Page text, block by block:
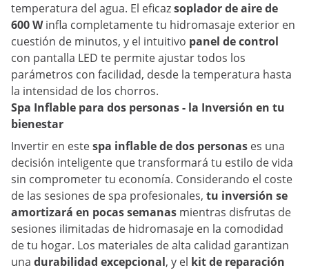
temperatura del agua. El eficazsoplador de aire de
600 Winfla completamente tu hidromasaje exterior en
cuestión de minutos, y el intuitivo panel de control
con pantalla LED te permite ajustar todos los
parámetros con facilidad, desde la temperatura hasta
la intensidad de los chorros.
Spa Inflable para dos personas - la Inversión en tu
bienestar
Invertir en estespa inflable de dos personas es una
decisión inteligente que transformará tu estilo de vida
sin comprometer tu economía. Considerando el coste
de las sesiones de spa profesionales, tu inversión se
amortizará en pocas semanas mientras disfrutas de
sesiones ilimitadas de hidromasaje en la comodidad
de tu hogar. Los materiales de alta calidad garantizan
una durabilidad excepcional, y el kit de reparación